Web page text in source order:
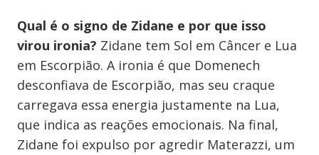
Qual é o signo de Zidane e por que isso
virou ironia? Zidane tem Sol em Câncer e Lua
em Escorpião. A ironia é que Domenech
desconfiava de Escorpião, mas seu craque
carregava essa energia justamente na Lua,
que indica as reações emocionais. Na final,
Zidane foi expulso por agredir Materazzi, um